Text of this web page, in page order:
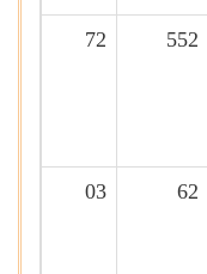
552
72
62
03